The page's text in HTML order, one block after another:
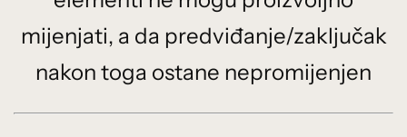
mijenjati, a da predviđanje/zaključak
nakon toga ostane nepromijenjen